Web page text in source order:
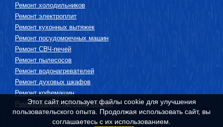
Ремонт холодильников
Ремонт электроплит
Ремонт кухонных вытяжек
Ремонт посудомоечных машин
Ремонт СВЧ-печей
Ремонт пылесосов
Ремонт водонагревателей
Ремонт духовых шкафов
Ремонт кофемашин
Ремонт мелкой бытовой техники
Этот сайт использует файлы cookie для улучшения
пользовательского опыта. Продолжая использовать сайт, вы
соглашаетесь с их использованием.